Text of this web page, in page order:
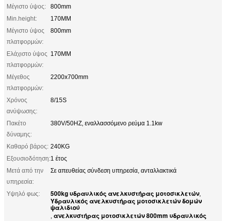
Μέγιστο ύψος:
800mm
Min.height:
170MM
Μέγιστο ύψος
πλατφορμών:
800mm
Ελάχιστο ύψος
πλατφορμών:
170MM
Μέγεθος
πλατφορμών:
2200x700mm
Χρόνος
ανύψωσης:
8/15S
Πακέτο
δύναμης:
380V/50HZ, εναλλασσόμενο ρεύμα 1.1kw
Καθαρό βάρος: 240KG
Εξουσιοδότηση:1 έτος
Μετά από την
υπηρεσία:
Σε απευθείας σύνδεση υπηρεσία, ανταλλακτικά
Υψηλό φως: 500kg υδραυλικός ανελκυστήρας μοτοσικλετών,
Υδραυλικός ανελκυστήρας μοτοσικλετών δομών
ψαλιδιού
, ανελκυστήρας μοτοσικλετών 800mm υδραυλικός